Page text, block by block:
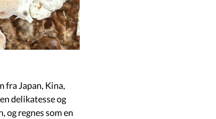
fra Japan, Kina,
delikatesse og
og regnes som en